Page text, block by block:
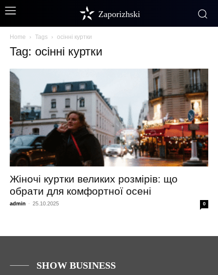
Zaporizhski
Home Tags осінні куртки
Tag: осінні куртки
Жіночі куртки великих розмірів: що
обрати для комфортної осені
admin - 25.10.2025 0
SHOW BUSINESS